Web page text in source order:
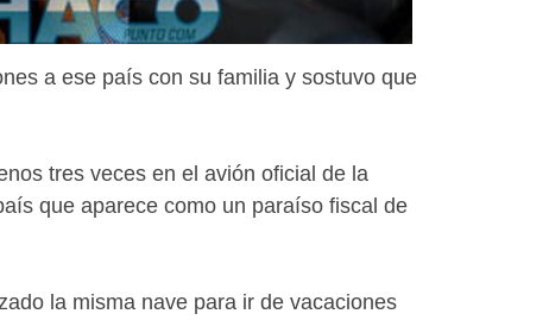
a ese país con su familia y sostuvo que
tres veces en el avión oficial de la
que aparece como un paraíso fiscal de
la misma nave para ir de vacaciones